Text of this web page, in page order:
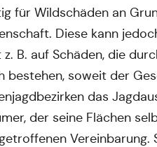
für Wildschäden an
Diese kann
z. B. auf Schäden, die
bestehen, soweit der
das
der seine Flächen